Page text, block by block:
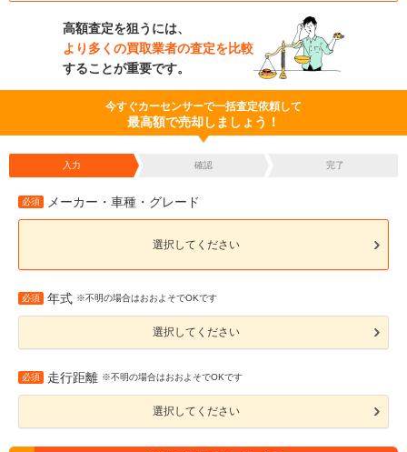
高額査定を狙うには、
より多くの買取業者の査定を比較
することが重要です。
今すぐカーセンサーで一括査定依頼して
最高額で売却しましょう！
入力 確認 完了
必須 メーカー・車種・グレード
選択してください
必須 年式 ※不明の場合はおおよそでOKです
選択してください
必須 走行距離 ※不明の場合はおおよそでOKです
選択してください